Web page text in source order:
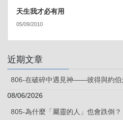
天生我才必有用
05/09/2010
近期文章
806-在破碎中遇見神——彼得與約伯
08/06/2026
805-為什麼「屬靈的人」也會跌倒？